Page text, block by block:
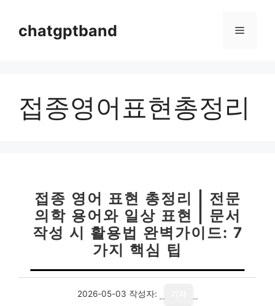
chatgptband 메
접종영어표현총정리
접종 영어 표현 총정리 | 전문
의학 용어와 일상 표현 | 문서
작성 시 활용법 완벽가이드: 7
가지 핵심 팁
2026-05-03 작성자: